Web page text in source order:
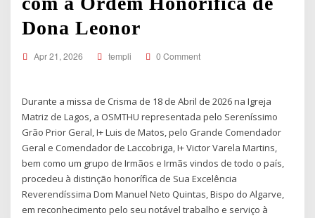
Dona Leonor
Apr 21, 2026 templi 0 Comment
Durante a missa de Crisma de 18 de Abril de 2026 na Igreja
Matriz de Lagos, a OSMTHU representada pelo Sereníssimo
Grão Prior Geral, I+ Luis de Matos, pelo Grande Comendador
Geral e Comendador de Laccobriga, I+ Victor Varela Martins,
bem como um grupo de Irmãos e Irmãs vindos de todo o país,
procedeu à distinção honorífica de Sua Excelência
Reverendíssima Dom Manuel Neto Quintas, Bispo do Algarve,
em reconhecimento pelo seu notável trabalho e serviço à